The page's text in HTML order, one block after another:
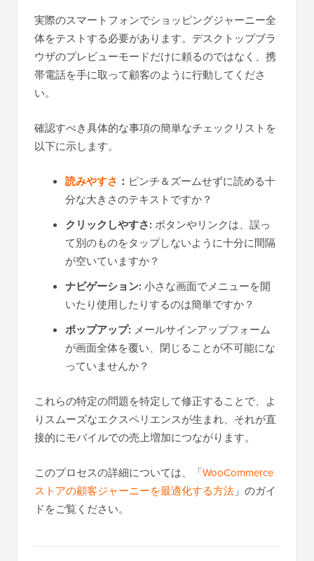
実際のスマートフォンでショッピングジャーニー全
体をテストする必要があります。デスクトップブラ
ウザのプレビューモードだけに頼るのではなく、携
帯電話を手に取って顧客のように行動してくださ
い。
確認すべき具体的な事項の簡単なチェックリストを
以下に示します。
読みやすさ ： ピンチ＆ズームせずに読める十
分な大きさのテキストですか？
クリックしやすさ: ボタンやリンクは、誤っ
て別のものをタップしないように十分に間隔
が空いていますか？
ナビゲーション: 小さな画面でメニューを開
いたり使用したりするのは簡単ですか？
ポップアップ: メールサインアップフォーム
が画面全体を覆い、閉じることが不可能にな
っていませんか？
これらの特定の問題を特定して修正することで、よ
りスムーズなエクスペリエンスが生まれ、それが直
接的にモバイルでの売上増加につながります。
このプロセスの詳細については、「WooCommerce
ストアの顧客ジャーニーを最適化する方法」のガイ
ドをご覧ください。